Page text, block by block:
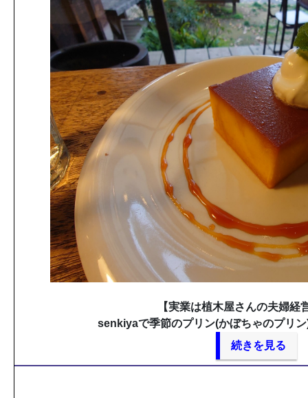
【実業は植木屋さんの夫婦経
senkiyaで季節のプリン(かぼちゃのプリ
続きを見る